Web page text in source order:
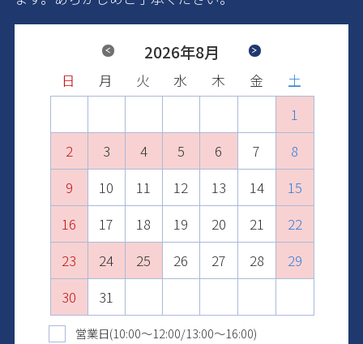
2026年8月
日 月 火 水 木 金
土
1
2
3 4 5 6 7
8
9
10 11 12 13 14
15
16
17 18 19 20 21
22
23
24 25 26 27 28
29
30
31
日 月 火 水 木 金
土
5
6
7 8 9 10 11
12
13
14 15 16 17 18
19
20
21 22 23 24 25
26
27
28 29 30
日 月 火 水 木 金
土
3
4
5 6 7 8 9
10
11
12 13 14 15 16
17
18
19 20 21 22 23
24
25
26 27 28 29 30 31
日 月 火 水 木 金
土
7
8
9 10 11 12 13
14
15
16 17 18 19 20
21
22
23 24 25 26 27
28
29
30
日 月 火 水 木 金
土
5
6
7 8 9 10 11
12
13
14 15 16 17 18
19
20
21 22 23 24 25
26
27
28 29 30 31
日 月 火 水 木 金
土
2
3
4 5 6 7 8
9
10
11 12 13 14 15
16
17
18 19 20 21 22
23
24
25 26 27 28 29
30
31
営業日(10:00～12:00/13:00～16:00)